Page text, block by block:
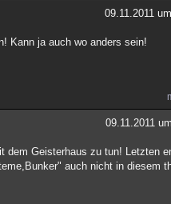
09.11.2011
Kann ja auch wo anders sein!
09.11.2011
dem Geisterhaus zu tun! Letzten
auch nicht in diesem